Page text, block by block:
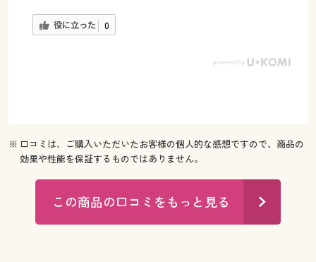
役に立った 0
※ 口コミは、ご購入いただいたお客様の個人的な感想ですので、商品の
効果や性能を保証するものではありません。
この商品の口コミをもっと見る